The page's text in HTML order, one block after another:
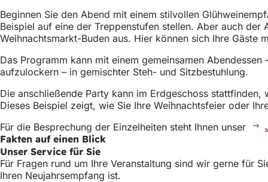
Beginnen Sie den Abend mit einem stilvollen
Beispiel auf eine der Treppenstufen stellen. Aber auch
Weihnachtsmarkt-Buden aus. Hier können sich Ihre
Das Programm kann mit einem gemeinsamen
aufzulockern – in gemischter Steh- und Sitzbestuhlung.
Die anschließende Party kann im Erdgeschoss
Dieses Beispiel zeigt, wie Sie Ihre Weihnachtsfeier oder
Für die Besprechung der Einzelheiten steht Ihnen unser
Fakten auf einen Blick
Unser Service für Sie
Für Fragen rund um Ihre Veranstaltung sind wir gerne für
Ihren Neujahrsempfang ist.